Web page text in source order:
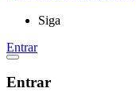
Siga
Entrar
Entrar